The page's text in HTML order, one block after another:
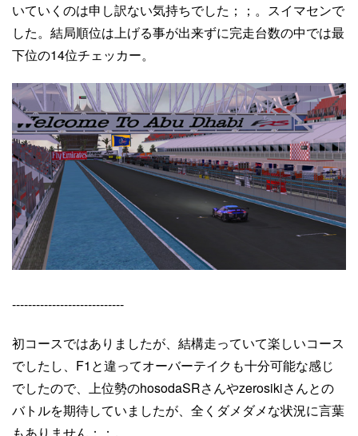
いていくのは申し訳ない気持ちでした；；。スイマセンで
した。結局順位は上げる事が出来ずに完走台数の中では最
下位の14位チェッカー。
----------------------------
初コースではありましたが、結構走っていて楽しいコース
でしたし、F1と違ってオーバーテイクも十分可能な感じ
でしたので、上位勢のhosodaSRさんやzerosikiさんとの
バトルを期待していましたが、全くダメダメな状況に言葉
もありません；；。